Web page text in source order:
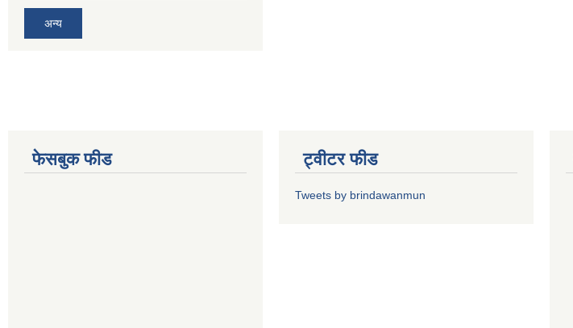
अन्य
फेसबुक फीड ट्वीटर फीड
Tweets by brindawanmun